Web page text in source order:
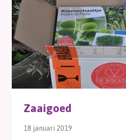
Zaaigoed
18 januari 2019